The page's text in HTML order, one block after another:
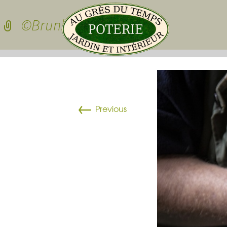
Pots de jardin
Pots de jardin
Pots à
Pots pour
grasses
dessous de
Pots pour
Vasques
©BrunhildJEANNE-4
← Previous